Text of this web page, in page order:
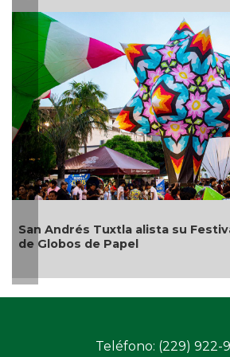
alista su Festival Internacional
Teléfono: (229) 922-